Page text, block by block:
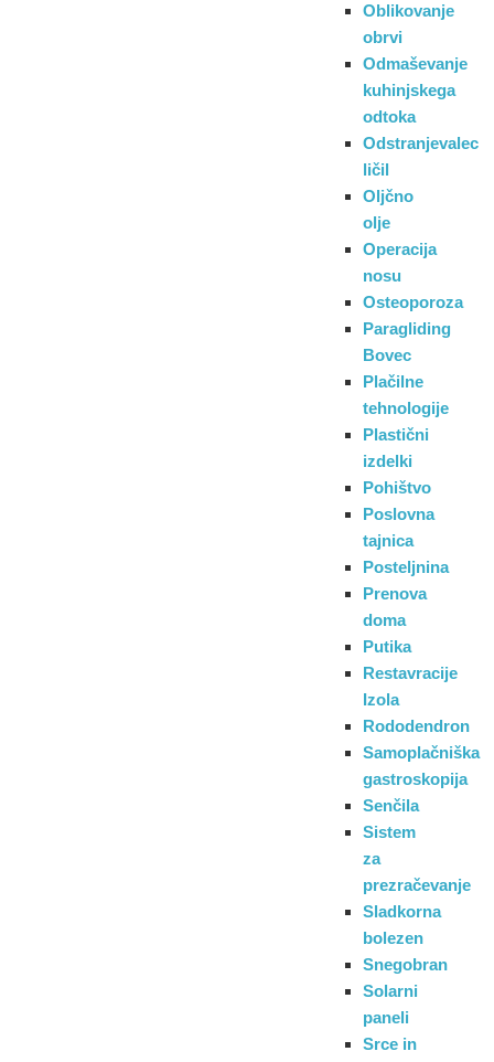
Oblikovanje
obrvi
Odmaševanje
kuhinjskega
odtoka
Odstranjevalec
ličil
Oljčno
olje
Operacija
nosu
Osteoporoza
Paragliding
Bovec
Plačilne
tehnologije
Plastični
izdelki
Pohištvo
Poslovna
tajnica
Posteljnina
Prenova
doma
Putika
Restavracije
Izola
Rododendron
Samoplačniška
gastroskopija
Senčila
Sistem
za
prezračevanje
Sladkorna
bolezen
Snegobran
Solarni
paneli
Srce in